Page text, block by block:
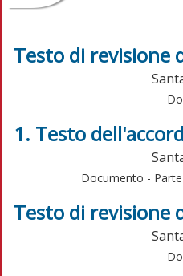
Testo di revisione
1. Testo
Documento -
Testo di revisione